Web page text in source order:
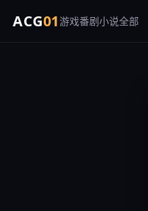
ACG01游戏番剧小说全部